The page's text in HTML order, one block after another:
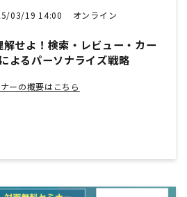
03/19 14:00 オンライン
せよ！検索・レビュー・カー
よるパーソナライズ戦略
ーの概要はこちら